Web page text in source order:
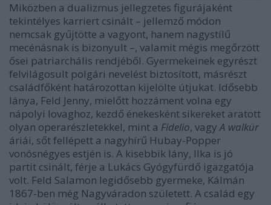
Miközben a dualizmus jellegzetes figurájaként
tekintélyes karriert csinált – jellemző módon
nemcsak gyűjtötte a vagyont, hanem nagystílű
mecénásnak is bizonyult –, valamit mégis megőrzött
ősei patriarchális rendjéből. Gyermekeinek egyrészt
felvilágosult polgári nevelést biztosított, másrészt
családfőként határozottan kijelölte útjukat. Idősebb
lánya, Feld Jenny, mielőtt hozzáment volna egy
nápolyi lovaghoz, kezdő énekesként sikereket aratott
olyan operarészletekkel, mint a Fidelio, vagyA walkür
áriái, sőt fellépett a nagyhírű Hubay-Popper
vonósnégyes estjén is. A kisebbik lány, Ilka is jó
partit csinált, férje a Lukács Gyógyfürdő igazgatója
volt. Feld Salamon legidősebb gyermeke, Kálmán
1867-ben még Nagyváradon született. A család egy